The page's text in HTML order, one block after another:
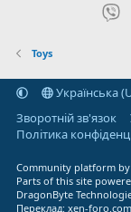
Toys
Українська
Зворотній зв'язок
Політика
Community platform
Parts of this site
DragonByte
Переклад:xen-